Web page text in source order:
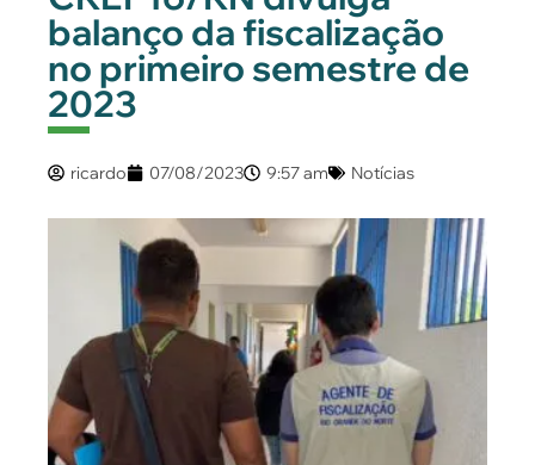
balanço da fiscalização
no primeiro semestre de
2023
ricardo 07/08/2023 9:57 am Notícias